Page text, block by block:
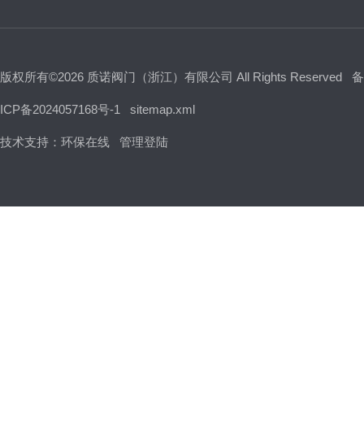
版权所有©2026 质诺阀门（浙江）有限公司 All Rights Reserved
ICP备2024057168号-1 sitemap.xml
技术支持： 环保在线 管理登陆